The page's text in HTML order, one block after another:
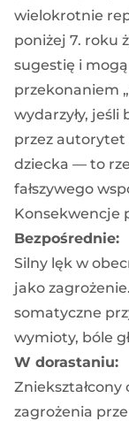
wielokrotnie
poniżej 7. roku
sugestię i
przekonaniem
wydarzyły,
przez autorytet
dziecka — to
fałszywego
Konsekwencje
Bezpośrednie:
Silny lęk w
jako
somatyczne
wymioty, bóle
W dorastaniu:
zagrożenia